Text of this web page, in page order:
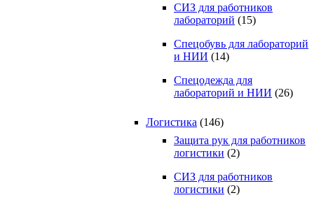
СИЗ для работников
лабораторий (15)
Спецобувь для лабораторий
и НИИ (14)
Спецодежда для
лабораторий и НИИ (26)
Логистика (146)
Защита рук для работников
логистики (2)
СИЗ для работников
логистики (2)